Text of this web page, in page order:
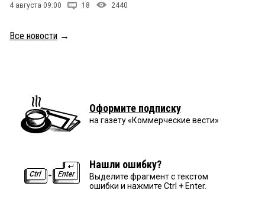
4 августа 09:00 18 2440
Все новости →
Оформите подписку
на газету «Коммерческие вести»
Нашли ошибку?
Выделите фрагмент с текстом
ошибки и нажмите Ctrl + Enter.